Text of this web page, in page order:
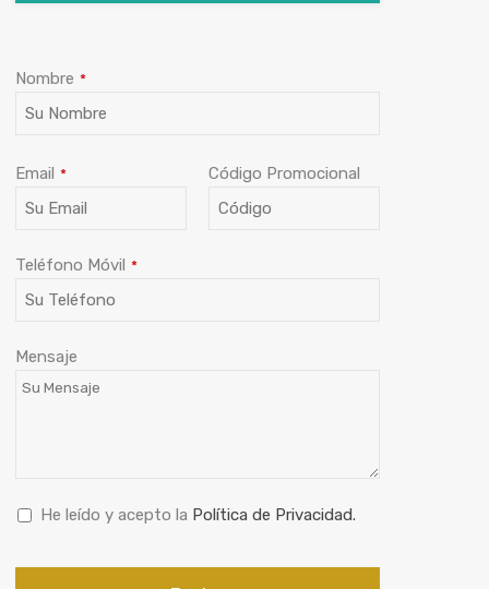
Nombre *
Email * Código Promocional
Teléfono Móvil *
Mensaje
He leído y acepto la Política de Privacidad.